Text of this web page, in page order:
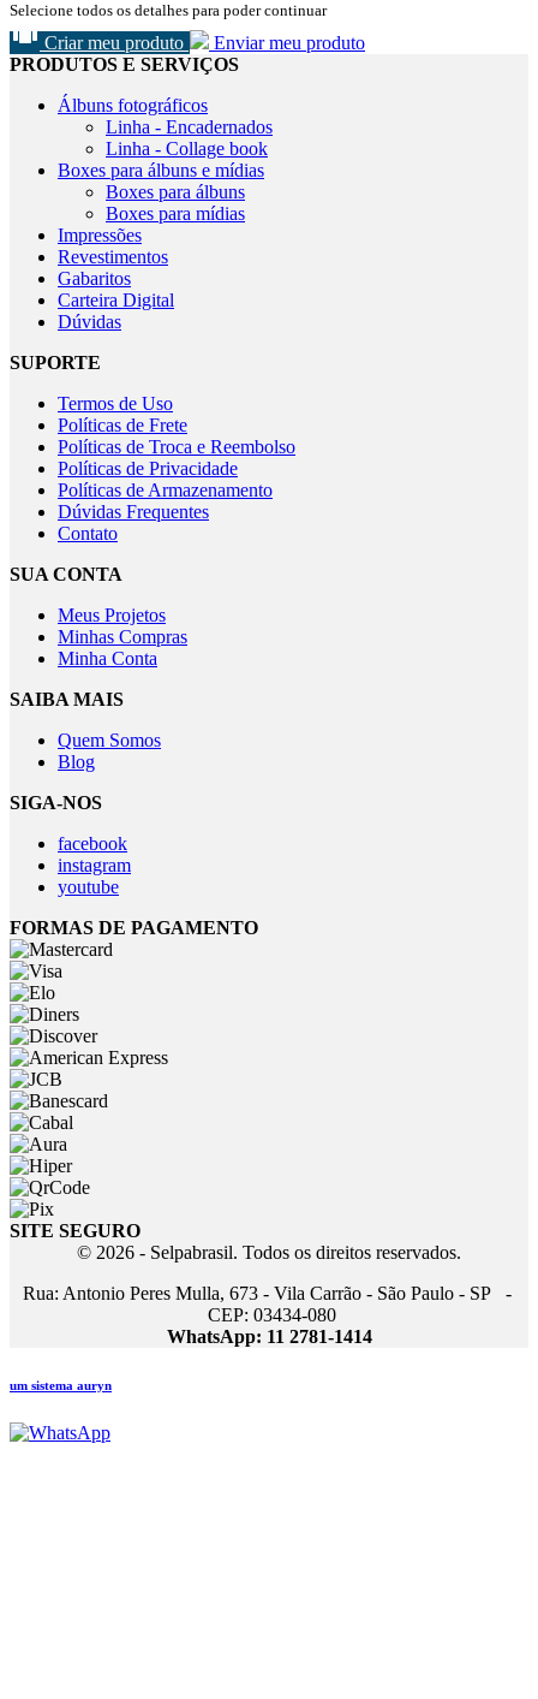
Selecione todos os detalhes para poder continuar
Criar meu produto
Enviar meu produto
PRODUTOS E SERVIÇOS
Álbuns fotográficos
Linha - Encadernados
Linha - Collage book
Boxes para álbuns e mídias
Boxes para álbuns
Boxes para mídias
Impressões
Revestimentos
Gabaritos
Carteira Digital
Dúvidas
SUPORTE
Termos de Uso
Políticas de Frete
Políticas de Troca e Reembolso
Políticas de Privacidade
Políticas de Armazenamento
Dúvidas Frequentes
Contato
SUA CONTA
Meus Projetos
Minhas Compras
Minha Conta
SAIBA MAIS
Quem Somos
Blog
SIGA-NOS
facebook
instagram
youtube
FORMAS DE PAGAMENTO
SITE SEGURO
© 2026 - Selpabrasil. Todos os direitos reservados.
Rua: Antonio Peres Mulla, 673 - Vila Carrão - São Paulo - SP -
CEP: 03434-080
WhatsApp: 11 2781-1414
um sistema auryn